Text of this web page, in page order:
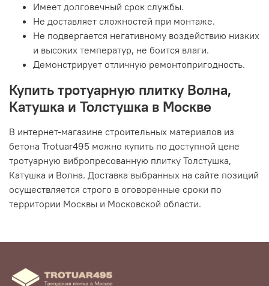
Имеет долговечный срок службы.
Не доставляет сложностей при монтаже.
Не подвергается негативному воздействию низких
и высоких температур, не боится влаги.
Демонстрирует отличную ремонтопригодность.
Купить тротуарную плитку Волна,
Катушка и Толстушка в Москве
В интернет-магазине строительных материалов из
бетона Trotuar495 можно купить по доступной цене
тротуарную вибропресованную плитку Толстушка,
Катушка и Волна. Доставка выбранных на сайте позиций
осуществляется строго в оговоренные сроки по
территории Москвы и Московской области.